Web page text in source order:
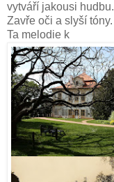
vytváří jakousi hudbu.
Zavře oči a slyší tóny.
Ta melodie k